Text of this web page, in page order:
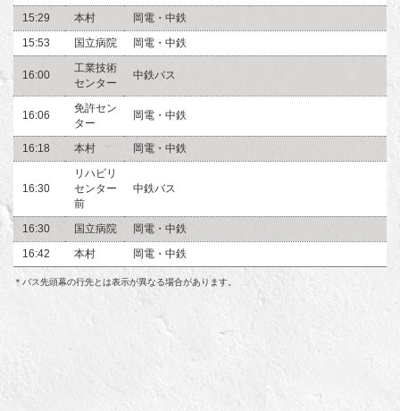
15:29
本村
岡電・中鉄
15:53
国立病院 岡電・中鉄
16:00
工業技術
センター
中鉄バス
16:06
免許セン
ター
岡電・中鉄
16:18 本村 岡電・中鉄
16:30
リハビリ
センター
前
中鉄バス
16:30 国立病院
岡電・中鉄
16:42
本村 岡電・中鉄
＊バス先頭幕の行先とは表示が異なる場合があります。